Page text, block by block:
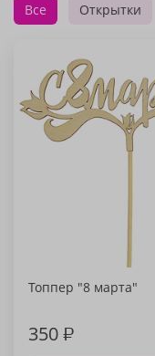
Все Открытки
Топпер "8 марта"
350₽